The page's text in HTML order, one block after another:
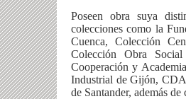
Poseen obra suya
colecciones como la
Cuenca, Colección
Colección Obra
Cooperación y
Industrial de Gijón,
de Santander, además